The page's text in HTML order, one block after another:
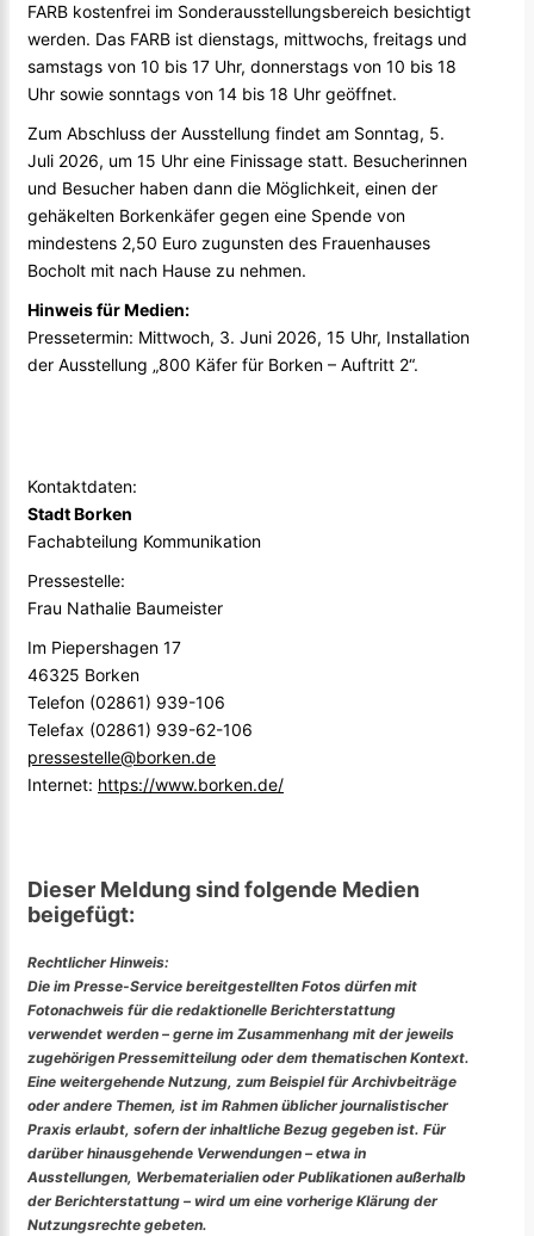
FARB kostenfrei im Sonderausstellungsbereich besichtigt
werden. Das FARB ist dienstags, mittwochs, freitags und
samstags von 10 bis 17 Uhr, donnerstags von 10 bis 18
Uhr sowie sonntags von 14 bis 18 Uhr geöffnet.
Zum Abschluss der Ausstellung findet am Sonntag, 5.
Juli 2026, um 15 Uhr eine Finissage statt. Besucherinnen
und Besucher haben dann die Möglichkeit, einen der
gehäkelten Borkenkäfer gegen eine Spende von
mindestens 2,50 Euro zugunsten des Frauenhauses
Bocholt mit nach Hause zu nehmen.
Hinweis für Medien:
Pressetermin: Mittwoch, 3. Juni 2026, 15 Uhr, Installation
der Ausstellung „800 Käfer für Borken – Auftritt 2“.
Kontaktdaten:
Stadt Borken
Fachabteilung Kommunikation
Pressestelle:
Frau Nathalie Baumeister
Im Piepershagen 17
46325 Borken
Telefon (02861) 939-106
Telefax (02861) 939-62-106
pressestelle@borken.de
Internet: https://www.borken.de/
Dieser Meldung sind folgende Medien
beigefügt:
Rechtlicher Hinweis:
Die im Presse-Service bereitgestellten Fotos dürfen mit
Fotonachweis für die redaktionelle Berichterstattung
verwendet werden – gerne im Zusammenhang mit der jeweils
zugehörigen Pressemitteilung oder dem thematischen Kontext.
Eine weitergehende Nutzung, zum Beispiel für Archivbeiträge
oder andere Themen, ist im Rahmen üblicher journalistischer
Praxis erlaubt, sofern der inhaltliche Bezug gegeben ist. Für
darüber hinausgehende Verwendungen – etwa in
Ausstellungen, Werbematerialien oder Publikationen außerhalb
der Berichterstattung – wird um eine vorherige Klärung der
Nutzungsrechte gebeten.